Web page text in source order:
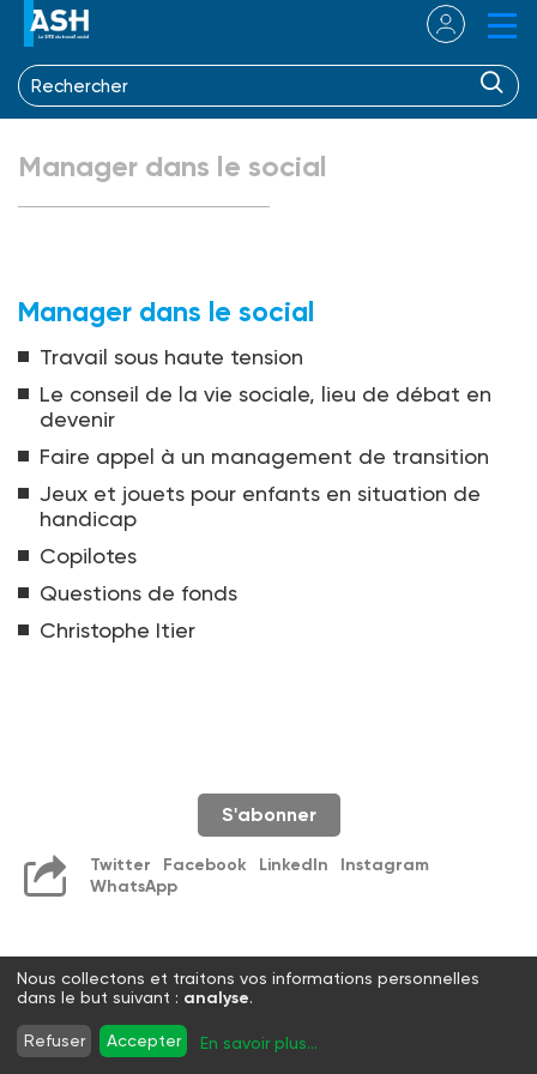
Manager dans le social
Manager dans le social
Travail sous haute tension
Le conseil de la vie sociale, lieu de débat en
devenir
Faire appel à un management de transition
Jeux et jouets pour enfants en situation de
handicap
Copilotes
Questions de fonds
Christophe Itier
S'abonner
Twitter Facebook LinkedIn
Instagram
WhatsApp
Nous collectons et traitons vos informations personnelles
dans le but suivant : analyse.
Refuser Accepter En savoir plus...